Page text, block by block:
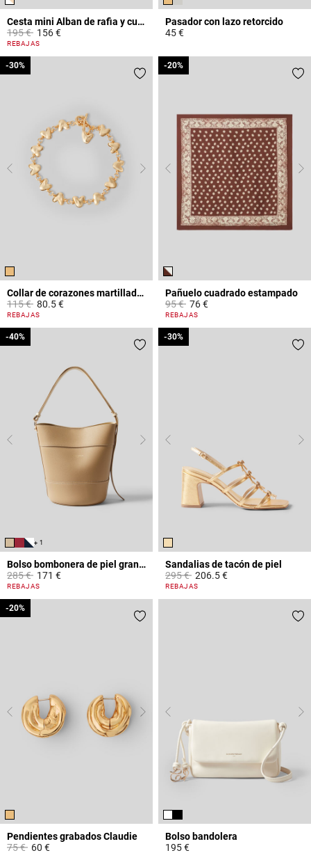
Cesta mini Alban de rafia y cuero
Price reduced from
195 €to156 €
4,1 out of 5 Customer Rating
REBAJAS
Pasador con lazo retorcido
45 €
Collar de corazones martillados
Price reduced from
115 €to
-30%
80.5 €
4,2 out of 5 Customer Rating
REBAJAS
-30%
Pañuelo cuadrado estampado
Price reduced from
95 €to
-20%
76 €
4,4 out of 5 Customer Rating
REBAJAS
-20%
+ 1
Bolso bombonera de piel granulada
Price reduced from
285 €to
-40%
171 €
4,7 out of 5 Customer Rating
REBAJAS
-40%
Sandalias de tacón de piel
Price reduced from
295 €to
-30%
206.5 €
4,4 out of 5 Customer Rating
REBAJAS
-30%
Pendientes grabados Claudie
Price reduced from
75 €to
-20%
60 €
-20%
Bolso bandolera
195 €